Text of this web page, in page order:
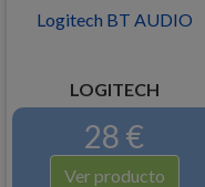
Logitech BT AUDIO
LOGITECH
28 €
Ver producto